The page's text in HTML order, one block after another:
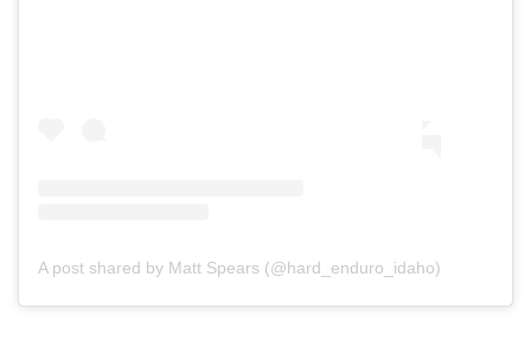
A post shared by Matt Spears (@hard_enduro_idaho)